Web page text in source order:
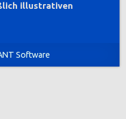
illustrativen
Software